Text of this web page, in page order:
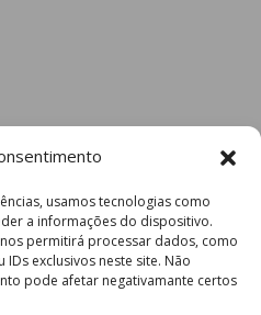
usamos tecnologias como
a informações do dispositivo.
permitirá processar dados, como
exclusivos neste site. Não
pode afetar negativamante certos